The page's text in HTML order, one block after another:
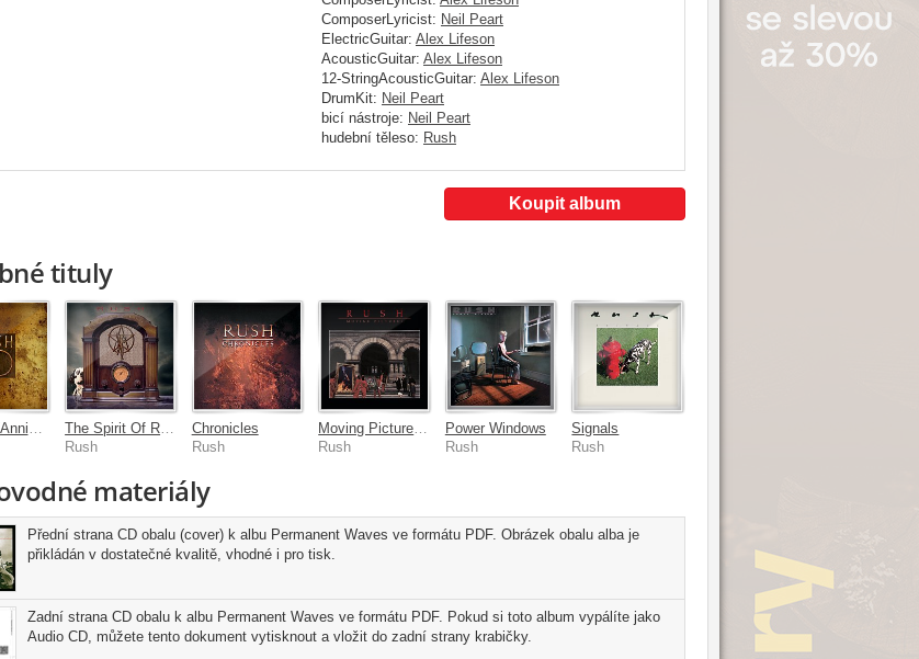
ComposerLyricist: Neil Peart
ElectricGuitar: Alex Lifeson
AcousticGuitar: Alex Lifeson
12-StringAcousticGuitar: Alex Lifeson
DrumKit: Neil Peart
bicí nástroje: Neil Peart
hudební těleso: Rush
Koupit album
tituly
Rush
Chronicles
Rush
Rush
Power Windows
Rush
Signals
Rush
materiály
Přední strana CD obalu (cover) k albu Permanent Waves ve formátu PDF. Obrázek obalu alba je
přikládán v dostatečné kvalitě, vhodné i pro tisk.
Zadní strana CD obalu k albu Permanent Waves ve formátu PDF. Pokud si toto album vypálíte jako
Audio CD, můžete tento dokument vytisknout a vložit do zadní strany krabičky.